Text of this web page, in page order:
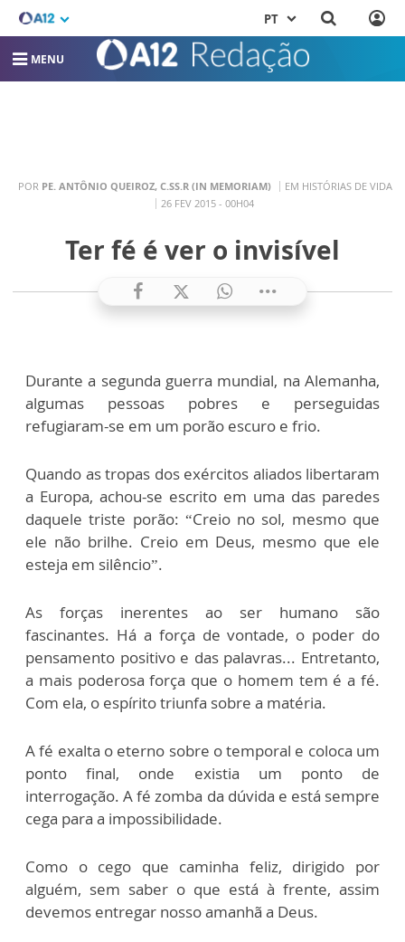
PT
MENU
POR PE. ANTÔNIO QUEIROZ, C.SS.R (IN MEMORIAM)
EM HISTÓRIAS DE VIDA
26 FEV 2015 - 00H04
Ter fé é ver o invisível
Durante a segunda guerra mundial, na Alemanha,
algumas pessoas pobres e perseguidas
refugiaram-se em um porão escuro e frio.
Quando as tropas dos exércitos aliados libertaram
a Europa, achou-se escrito em uma das paredes
daquele triste porão: “Creio no sol, mesmo que
ele não brilhe. Creio em Deus, mesmo que ele
esteja em silêncio”.
As forças inerentes ao ser humano são
fascinantes. Há a força de vontade, o poder do
pensamento positivo e das palavras... Entretanto,
a mais poderosa força que o homem tem é a fé.
Com ela, o espírito triunfa sobre a matéria.
A fé exalta o eterno sobre o temporal e coloca um
ponto final, onde existia um ponto de
interrogação. A fé zomba da dúvida e está sempre
cega para a impossibilidade.
Como o cego que caminha feliz, dirigido por
alguém, sem saber o que está à frente, assim
devemos entregar nosso amanhã a Deus.